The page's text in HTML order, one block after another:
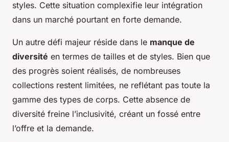
styles. Cette situation complexifie leur intégration
dans un marché pourtant en forte demande.
Un autre défi majeur réside dans le manque de
diversité en termes de tailles et de styles. Bien que
des progrès soient réalisés, de nombreuses
collections restent limitées, ne reflétant pas toute la
gamme des types de corps. Cette absence de
diversité freine l’inclusivité, créant un fossé entre
l’offre et la demande.